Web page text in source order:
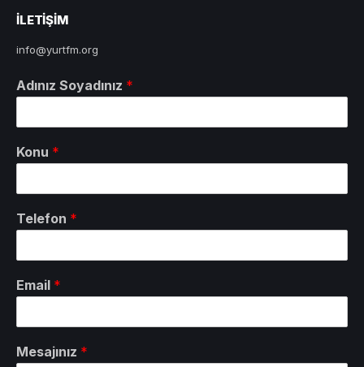
ILETIŞIM
info@yurtfm.org
Adınız Soyadınız *
Konu *
Telefon *
Email *
Mesajınız *